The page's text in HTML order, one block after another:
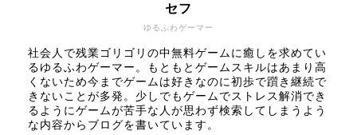
ゆるふわゲーマー
セフ
社会人で残業ゴリゴリの中無料ゲームに癒しを求めてい
るゆるふわゲーマー。もともとゲームスキルはあまり高
くないため今までゲームは好きなのに初歩で躓き継続で
きないことが多発。少しでもゲームでストレス解消でき
るようにゲームが苦手な人が思わず検索してしまうよう
な内容からブログを書いています。